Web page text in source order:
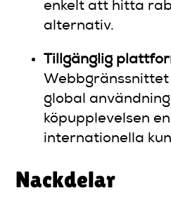
enkelt att hitta
alternativ.
Tillgänglig
global
köpupplevelsen
internationella
Nackdelar